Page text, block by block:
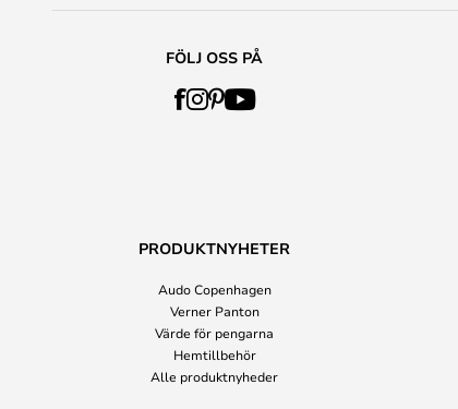
FÖLJ OSS PÅ
PRODUKTNYHETER
Audo Copenhagen
Verner Panton
Värde för pengarna
Hemtillbehör
Alle produktnyheder